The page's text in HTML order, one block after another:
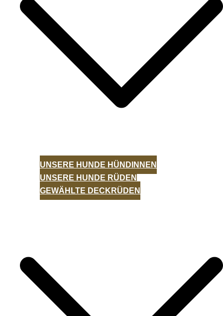
UNSERE HUNDE HÜNDINNEN
UNSERE HUNDE RÜDEN
GEWÄHLTE DECKRÜDEN